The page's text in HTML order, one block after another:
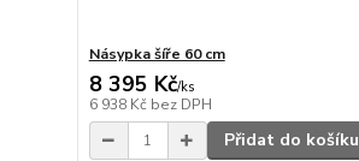
Násypka šíře 60 cm
8 395 Kč/ks
6 938 Kč bez DPH
Přidat do košíku